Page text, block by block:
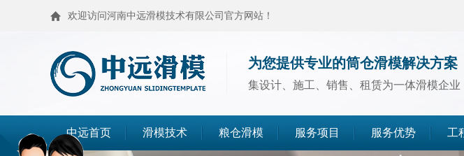
欢迎访问河南中远滑模技术有限公司官方网站！
为您提供专业的筒仓滑模解决方案
集设计、施工、销售、租赁为一体滑模企业
中远首页 滑模技术 粮仓滑模 服务项目 服务优势 工